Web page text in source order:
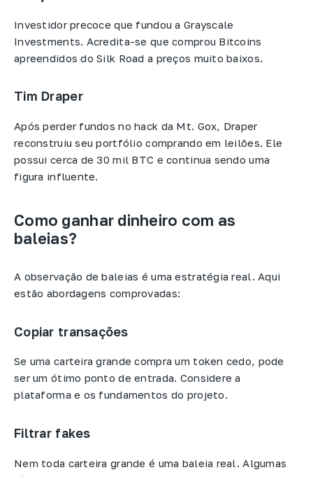
Investidor precoce que fundou a Grayscale
Investments. Acredita-se que comprou Bitcoins
apreendidos do Silk Road a preços muito baixos.
Tim Draper
Após perder fundos no hack da Mt. Gox, Draper
reconstruiu seu portfólio comprando em leilões. Ele
possui cerca de 30 mil BTC e continua sendo uma
figura influente.
Como ganhar dinheiro com as
baleias?
A observação de baleias é uma estratégia real. Aqui
estão abordagens comprovadas:
Copiar transações
Se uma carteira grande compra um token cedo, pode
ser um ótimo ponto de entrada. Considere a
plataforma e os fundamentos do projeto.
Filtrar fakes
Nem toda carteira grande é uma baleia real. Algumas